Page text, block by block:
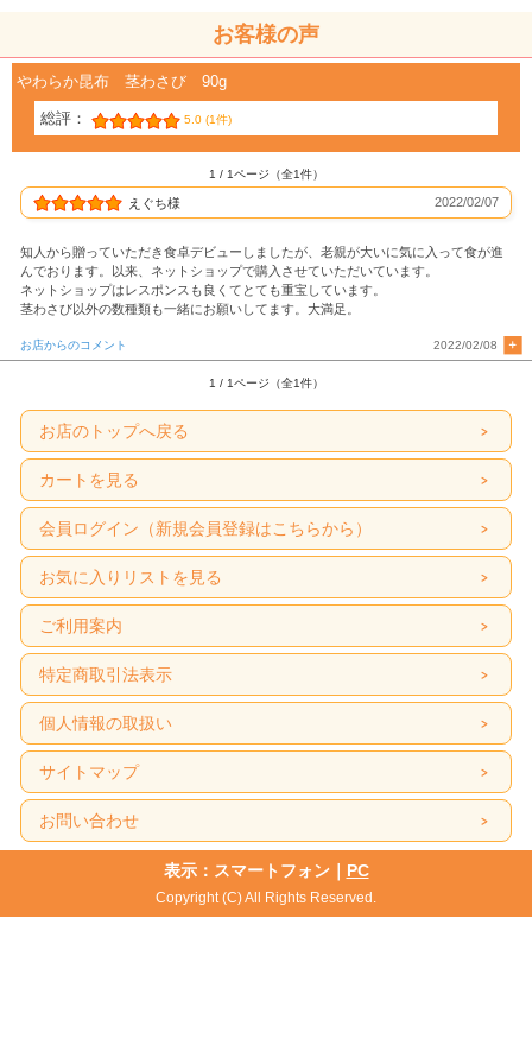
お客様の声
やわらか昆布 茎わさび 90g
総評： 5.0 (1件)
1 / 1ページ（全1件）
えぐち様 2022/02/07
知人から贈っていただき食卓デビューしましたが、老親が大いに気に入って食が進
んでおります。以来、ネットショップで購入させていただいています。
ネットショップはレスポンスも良くてとても重宝しています。
茎わさび以外の数種類も一緒にお願いしてます。大満足。
お店からのコメント 2022/02/08
1 / 1ページ（全1件）
お店のトップへ戻る
カートを見る
会員ログイン（新規会員登録はこちらから）
お気に入りリストを見る
ご利用案内
特定商取引法表示
個人情報の取扱い
サイトマップ
お問い合わせ
表示：スマートフォン｜ PC
Copyright (C) All Rights Reserved.